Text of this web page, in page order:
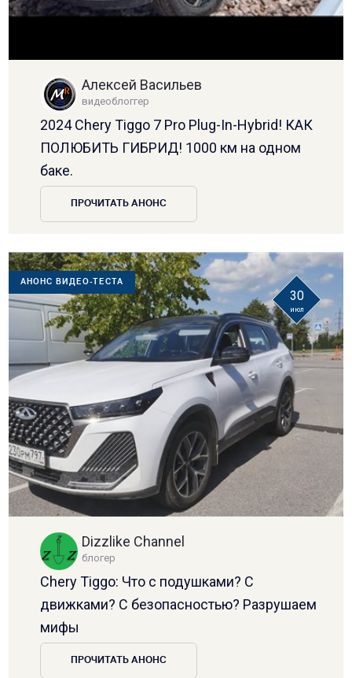
Алексей Васильев
видеоблоггер
2024 Chery Tiggo 7 Pro Plug-In-Hybrid! КАК
ПОЛЮБИТЬ ГИБРИД! 1000 км на одном
баке.
ПРОЧИТАТЬ АНОНС
АНОНС ВИДЕО-ТЕСТА
30
июл
Dizzlike Channel
блогер
Chery Tiggo: Что с подушками? С
движками? С безопасностью? Разрушаем
мифы
ПРОЧИТАТЬ АНОНС